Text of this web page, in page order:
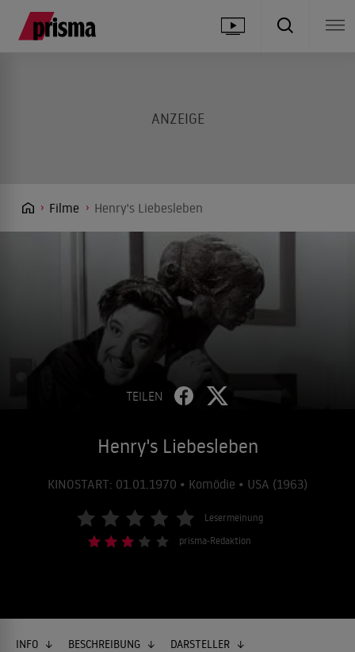
Filme Henry's Liebesleben
TEILEN
Henry's Liebesleben
KINOSTART: 01.01.1970 • Komödie • USA (1963)
Lesermeinung
prisma-Redaktion
INFO BESCHREIBUNG DARSTELLER